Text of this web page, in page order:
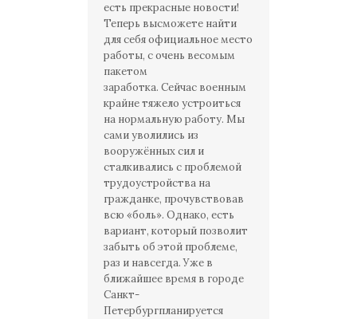
есть прекрасные новости!
Теперь высможете найти
для себя официальное место
работы, с очень весомым
пакетом
заработка. Сейчас военным
крайне тяжело устроиться
на нормальную работу. Мы
сами уволились из
вооружённых сил и
сталкивались с проблемой
трудоустройства на
гражданке, прочувствовав
всю «боль». Однако, есть
вариант, который позволит
забыть об этой проблеме,
раз и навсегда. Уже в
ближайшее время в городе
Санкт-
Петербургпланируется